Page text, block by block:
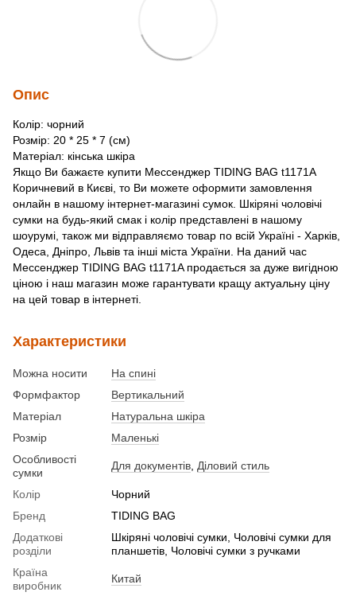
Опис
Колір: чорний
Розмір: 20 * 25 * 7 (см)
Матеріал: кінська шкіра
Якщо Ви бажаєте купити Мессенджер TIDING BAG t1171A
Коричневий в Києві, то Ви можете оформити замовлення
онлайн в нашому інтернет-магазині сумок. Шкіряні чоловічі
сумки на будь-який смак і колір представлені в нашому
шоурумі, також ми відправляємо товар по всій Україні - Харків,
Одеса, Дніпро, Львів та інші міста України. На даний час
Мессенджер TIDING BAG t1171A продається за дуже вигідною
ціною і наш магазин може гарантувати кращу актуальну ціну
на цей товар в інтернеті.
Характеристики
Можна носити
На спині
Формфактор
Вертикальний
Матеріал
Натуральна шкіра
Розмір
Маленькі
Особливості
сумки
Для документів Діловий стиль
Колір
Чорний
Бренд
TIDING BAG
Додаткові
розділи
Шкіряні чоловічі сумки, Чоловічі сумки для
планшетів, Чоловічі сумки з ручками
Країна
виробник
Китай